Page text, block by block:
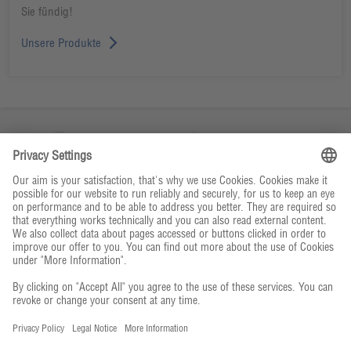
Sie fündig!
Unsere Produkte
Unternehmen
Kontakt & Service
Bestellwege
© CHEFS CULINAR